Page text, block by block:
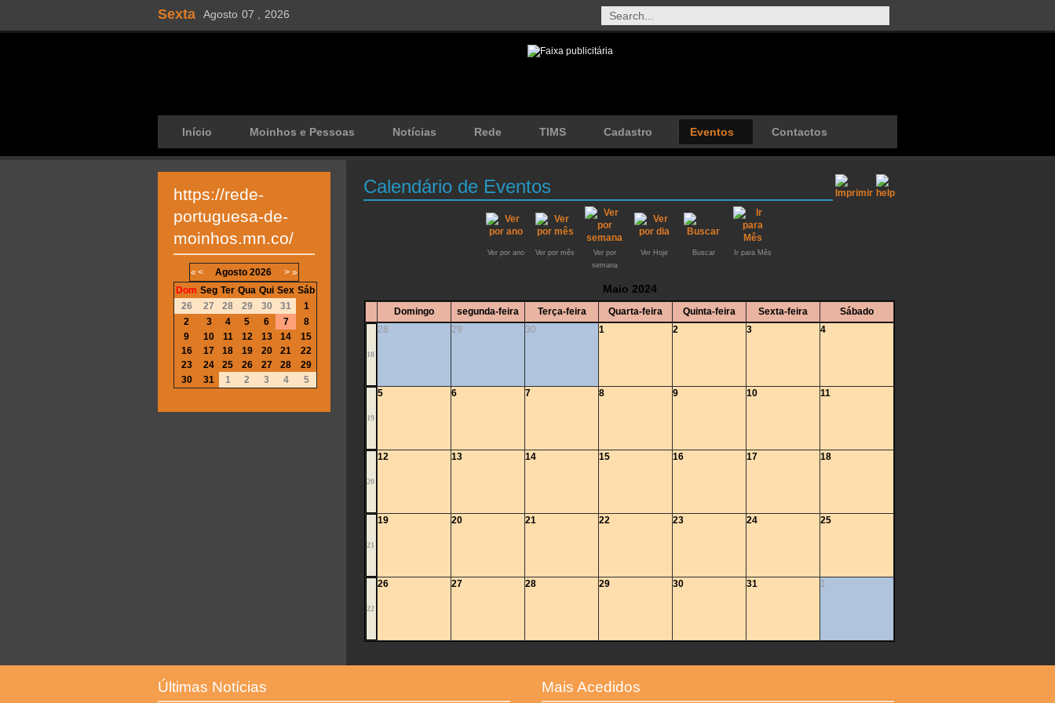
Sexta Agosto 07 , 2026
Início Moinhos e Pessoas Notícias Rede TIMS Cadastro Eventos Contactos
Calendário de Eventos
Ver por ano Ver por mês
Ver por
semana
Ver Hoje Buscar Ir para Mês
Maio 2024
Domingo segunda-feira Terça-feira Quarta-feira Quinta-feira Sexta-feira Sábado
18
28 29 30 1 2 3 4
19
5 6 7 8 9 10 11
20
12 13 14 15 16 17 18
21
19 20 21 22 23 24 25
22
26 27 28 29 30 31 1
https://rede-
portuguesa-de-
moinhos.mn.co/
« < Agosto 2026 > »
Dom Seg Ter Qua Qui Sex Sáb
26
27 28 29 30 31
1
2
3 4 5 6 7
8
9
10 11 12 13 14
15
16
17 18 19 20 21
22
23
24 25 26 27 28
29
30
31 1 2 3 4 5
Últimas Notícias Mais Acedidos